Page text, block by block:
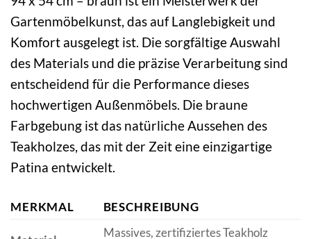
Gartenmöbelkunst, das auf Langlebigkeit und
Komfort ausgelegt ist. Die sorgfältige Auswahl
des Materials und die präzise Verarbeitung sind
entscheidend für die Performance dieses
hochwertigen Außenmöbels. Die braune
Farbgebung ist das natürliche Aussehen des
Teakholzes, das mit der Zeit eine einzigartige
Patina entwickelt.
MERKMAL BESCHREIBUNG
Massives, zertifiziertes Teakholz